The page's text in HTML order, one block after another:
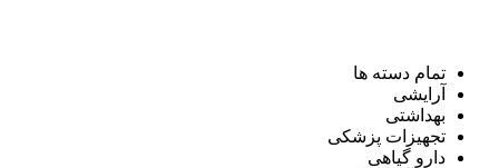
تمام دسته ها
آرایشی
بهداشتی
تجهیزات پزشکی
دارو گیاهی